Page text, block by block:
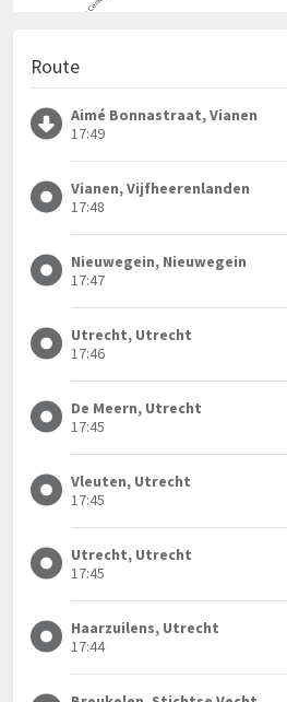
Route
Aimé Bonnastraat, Vianen
17:49
Vianen, Vijfheerenlanden
17:48
Nieuwegein, Nieuwegein
17:47
Utrecht, Utrecht
17:46
De Meern, Utrecht
17:45
Vleuten, Utrecht
17:45
Utrecht, Utrecht
17:45
Haarzuilens, Utrecht
17:44